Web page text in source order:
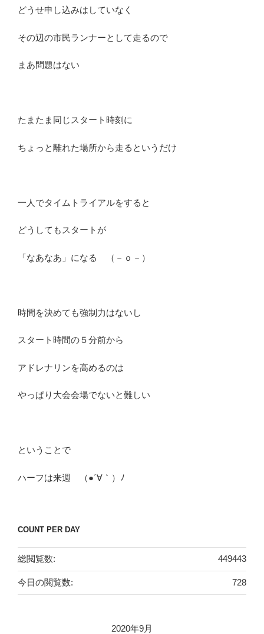
どうせ申し込みはしていなく
その辺の市民ランナーとして走るので
まあ問題はない
たまたま同じスタート時刻に
ちょっと離れた場所から走るというだけ
一人でタイムトライアルをすると
どうしてもスタートが
「なあなあ」になる （－ｏ－）
時間を決めても強制力はないし
スタート時間の５分前から
アドレナリンを高めるのは
やっぱり大会会場でないと難しい
ということで
ハーフは来週 （●´∀｀）ﾉ
COUNT PER DAY
449443
総閲覧数:
728
今日の閲覧数:
2020年9月